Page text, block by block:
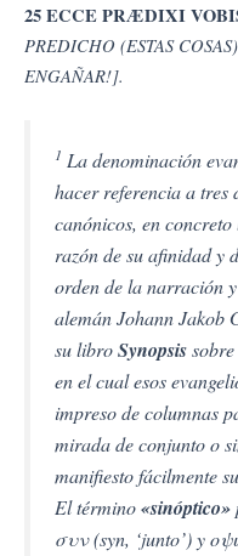
25 ECCE PRÆDIXI
PREDICHO (ESTAS
ENGAÑAR!].
1 La denominación
hacer referencia a tres
canónicos, en
razón de su afinidad y
orden de la narración
alemán Johann Jakob
su libroSynopsis
en el cual esos
impreso de columnas
mirada de conjunto o
manifiesto fácilmente
El término«sinóptico»
συν (syn, ‘junto’) y